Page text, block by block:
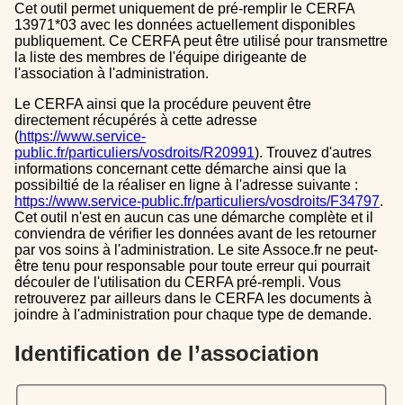
Cet outil permet uniquement de pré-remplir le CERFA
13971*03 avec les données actuellement disponibles
publiquement. Ce CERFA peut être utilisé pour transmettre
la liste des membres de l'équipe dirigeante de
l'association à l'administration.
Le CERFA ainsi que la procédure peuvent être
directement récupérés à cette adresse
(https://www.service-
public.fr/particuliers/vosdroits/R20991). Trouvez d'autres
informations concernant cette démarche ainsi que la
possibiltié de la réaliser en ligne à l'adresse suivante :
https://www.service-public.fr/particuliers/vosdroits/F34797.
Cet outil n'est en aucun cas une démarche complète et il
conviendra de vérifier les données avant de les retourner
par vos soins à l'administration. Le site Assoce.fr ne peut-
être tenu pour responsable pour toute erreur qui pourrait
découler de l'utilisation du CERFA pré-rempli. Vous
retrouverez par ailleurs dans le CERFA les documents à
joindre à l'administration pour chaque type de demande.
Identification de l’association